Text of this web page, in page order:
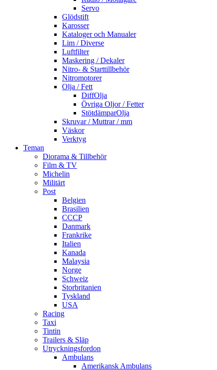
Servo
Glödstift
Karosser
Kataloger och Manualer
Lim / Diverse
Luftfilter
Maskering / Dekaler
Nitro- & Starttillbehör
Nitromotorer
Olja / Fett
DiffOlja
Övriga Oljor / Fetter
StötdämparOlja
Skruvar / Muttrar / mm
Väskor
Verktyg
Teman
Diorama & Tillbehör
Film & TV
Michelin
Militärt
Post
Belgien
Brasilien
CCCP
Danmark
Frankrike
Italien
Kanada
Malaysia
Norge
Schweiz
Storbritanien
Tyskland
USA
Racing
Taxi
Tintin
Trailers & Släp
Utryckningsfordon
Ambulans
Amerikansk Ambulans